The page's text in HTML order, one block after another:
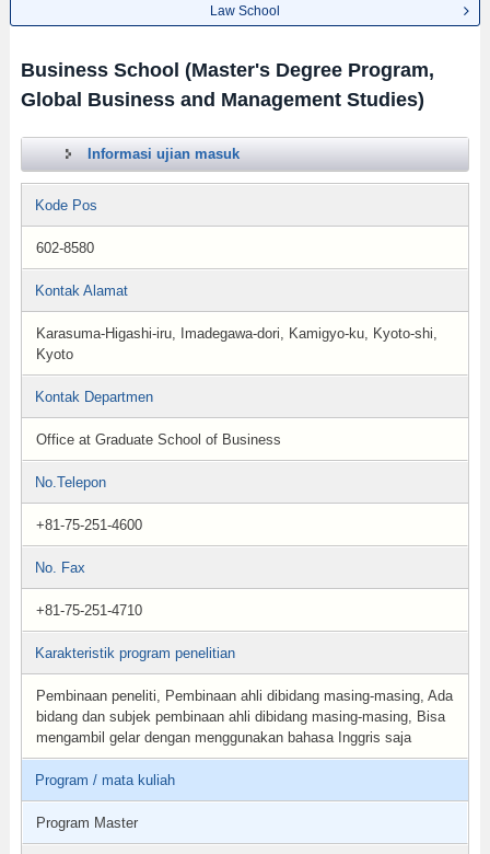
Law School
Business School (Master's Degree Program,
Global Business and Management Studies)
Informasi ujian masuk
Kode Pos
602-8580
Kontak Alamat
Karasuma-Higashi-iru, Imadegawa-dori, Kamigyo-ku, Kyoto-shi,
Kyoto
Kontak Departmen
Office at Graduate School of Business
No.Telepon
+81-75-251-4600
No. Fax
+81-75-251-4710
Karakteristik program penelitian
Pembinaan peneliti, Pembinaan ahli dibidang masing-masing, Ada
bidang dan subjek pembinaan ahli dibidang masing-masing, Bisa
mengambil gelar dengan menggunakan bahasa Inggris saja
Program / mata kuliah
Program Master